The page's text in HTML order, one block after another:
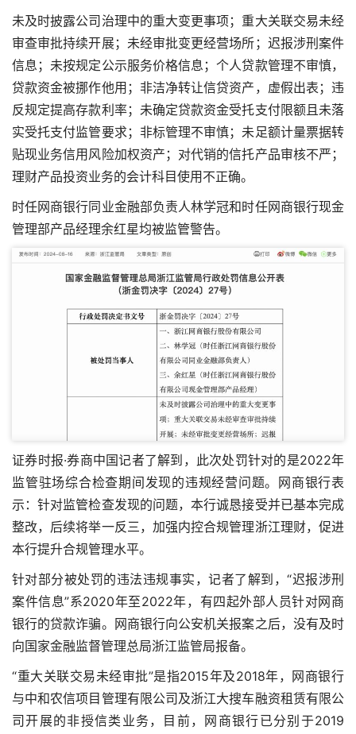
未及时披露公司治理中的重大变更事项；重大关联交易未经
审查审批持续开展；未经审批变更经营场所；迟报涉刑案件
信息；未按规定公示服务价格信息；个人贷款管理不审慎，
贷款资金被挪作他用；非洁净转让信贷资产，虚假出表；违
反规定提高存款利率；未确定贷款资金受托支付限额且未落
实受托支付监管要求；非标管理不审慎；未足额计量票据转
贴现业务信用风险加权资产；对代销的信托产品审核不严；
理财产品投资业务的会计科目使用不正确。
时任网商银行同业金融部负责人林学冠和时任网商银行现金
管理部产品经理余红星均被监管警告。
证券时报·券商中国记者了解到，此次处罚针对的是2022年
监管驻场综合检查期间发现的违规经营问题。网商银行表
示：针对监管检查发现的问题，本行诚恳接受并已基本完成
整改，后续将举一反三，加强内控合规管理浙江理财，促进
本行提升合规管理水平。
针对部分被处罚的违法违规事实，记者了解到，“迟报涉刑
案件信息”系2020年至2022年，有四起外部人员针对网商
银行的贷款诈骗。网商银行向公安机关报案之后，没有及时
向国家金融监督管理总局浙江监管局报备。
“重大关联交易未经审批”是指2015年及2018年，网商银行
与中和农信项目管理有限公司及浙江大搜车融资租赁有限公
司开展的非授信类业务，目前，网商银行已分别于2019